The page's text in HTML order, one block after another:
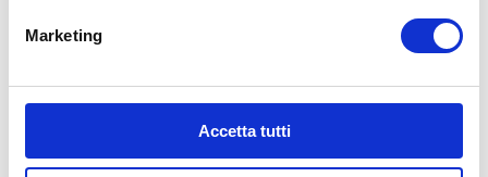
Marketing
Accetta tutti
pneumatico estivo, al di là dell’analisi del
battistrada sopra descritta, è l’assenza del
famoso Snow Flake (fiocco di neve al centro